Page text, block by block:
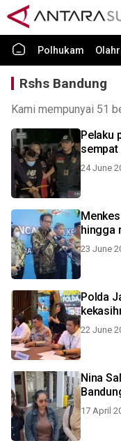
Polhukam
Rshs Bandung
Kami mempunyai 51
Pelaku
sempat
24 June
hingga
23 June
Polda
22 June
Nina
17 April